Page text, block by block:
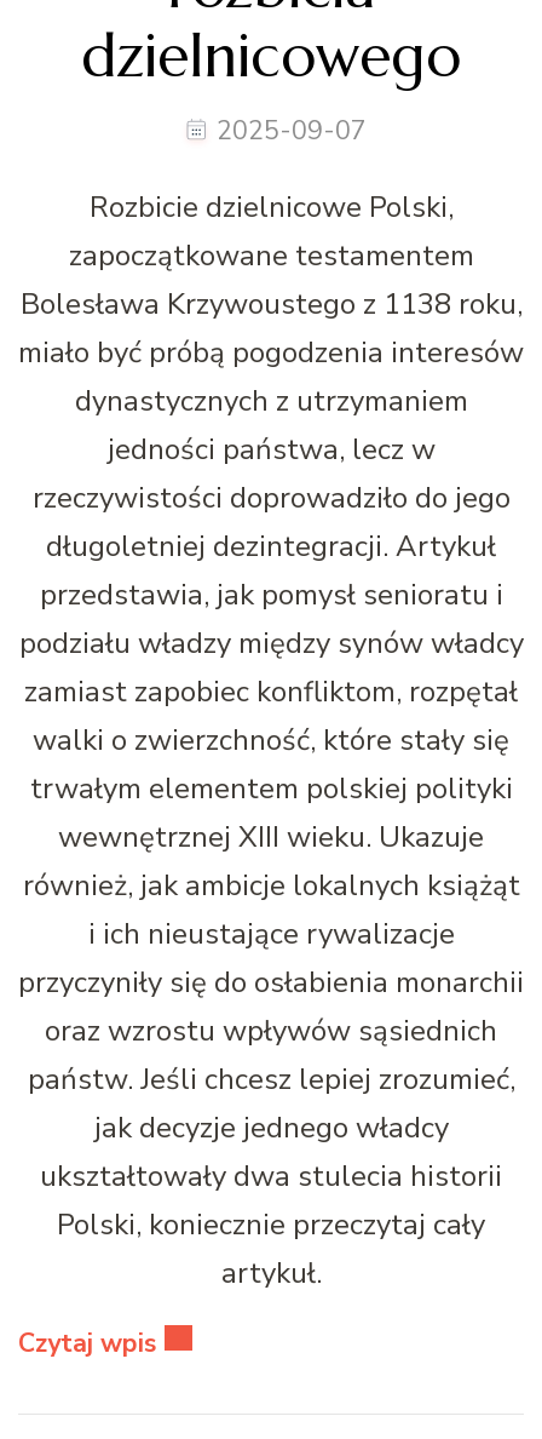
dzielnicowego
2025-09-07
Rozbicie dzielnicowe Polski,
zapoczątkowane testamentem
Bolesława Krzywoustego z 1138 roku,
miało być próbą pogodzenia interesów
dynastycznych z utrzymaniem
jedności państwa, lecz w
rzeczywistości doprowadziło do jego
długoletniej dezintegracji. Artykuł
przedstawia, jak pomysł senioratu i
podziału władzy między synów władcy
zamiast zapobiec konfliktom, rozpętał
walki o zwierzchność, które stały się
trwałym elementem polskiej polityki
wewnętrznej XIII wieku. Ukazuje
również, jak ambicje lokalnych książąt
i ich nieustające rywalizacje
przyczyniły się do osłabienia monarchii
oraz wzrostu wpływów sąsiednich
państw. Jeśli chcesz lepiej zrozumieć,
jak decyzje jednego władcy
ukształtowały dwa stulecia historii
Polski, koniecznie przeczytaj cały
artykuł.
Czytaj wpis